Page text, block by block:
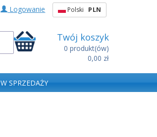
Logowanie Polski PLN
Twój koszyk
0 produkt(ów)
0,00 zł
W SPRZEDAŻY